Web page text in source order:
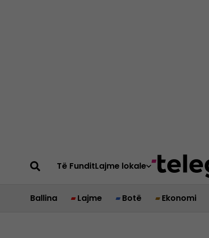
Të FunditLajme lokale
Ballina Lajme Botë Ekonomi